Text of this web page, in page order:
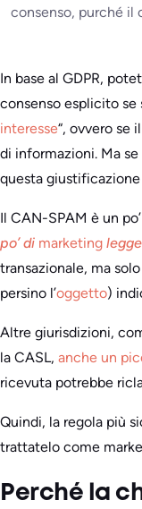
consenso, purché il
In base al GDPR,
consenso esplicito se
interesse“, ovvero se
di informazioni. Ma
questa
Il CAN-SPAM è un
po’ di marketing
transazionale, ma
persino l’oggetto)
Altre giurisdizioni,
la CASL, anche un
ricevuta potrebbe
Quindi, la regola più
trattatelo come
Perché la